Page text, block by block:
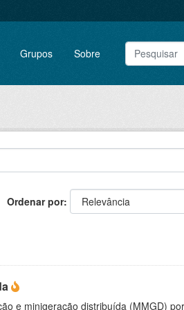
Grupos Sobre
Ordenar por
e minigeração distribuída (MMGD)